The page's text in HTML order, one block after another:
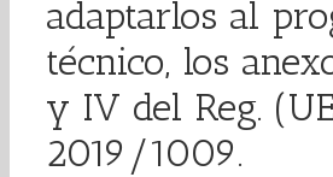
adaptarlos al
técnico, los
y IV del Reg.
2019/1009.